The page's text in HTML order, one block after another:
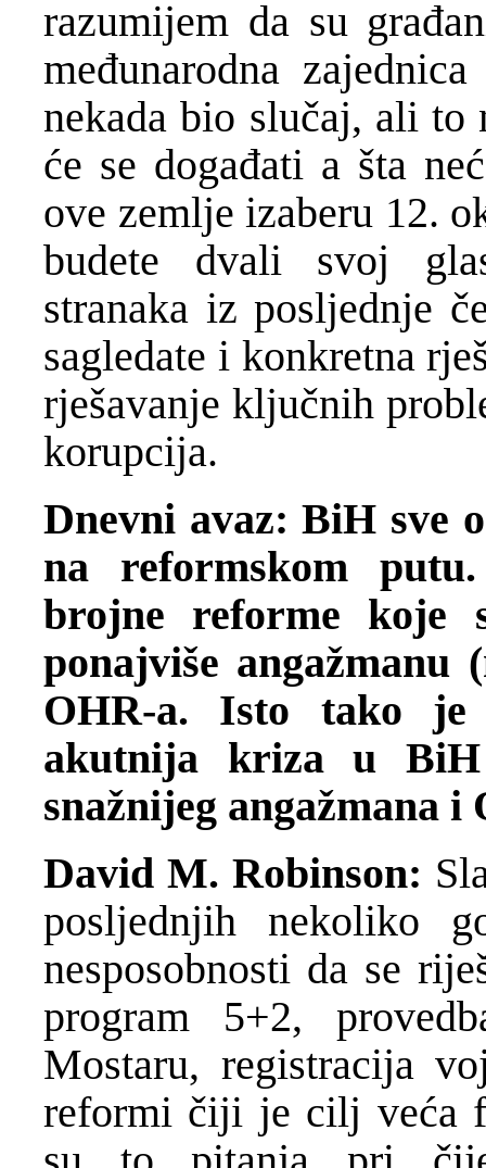
razumijem da su
međunarodna
nekada bio slučaj, ali
će se događati a šta
ove zemlje izaberu 12.
budete dvali svoj
stranaka iz posljednje
sagledate i konkretna
rješavanje ključnih
korupcija.
Dnevni avaz: BiH sve
na reformskom
brojne reforme koje
ponajviše
OHR-a. Isto tako je
akutnija kriza u BiH
snažnijeg angažmana i
David M. Robinson:
posljednjih nekoliko
nesposobnosti da se
program 5+2,
Mostaru, registracija
reformi čiji je cilj veća